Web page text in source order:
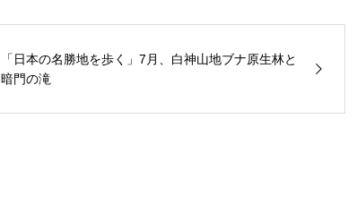
「日本の名勝地を歩く」7月、白神山地ブナ原生林と
暗門の滝